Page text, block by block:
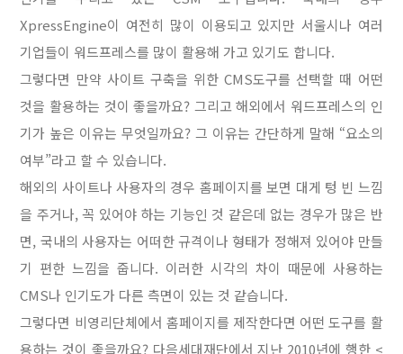
XpressEngine이 여전히 많이 이용되고 있지만 서울시나 여러
기업들이 워드프레스를 많이 활용해 가고 있기도 합니다.
그렇다면 만약 사이트 구축을 위한 CMS도구를 선택할 때 어떤
것을 활용하는 것이 좋을까요? 그리고 해외에서 워드프레스의 인
기가 높은 이유는 무엇일까요? 그 이유는 간단하게 말해 “요소의
여부”라고 할 수 있습니다.
해외의 사이트나 사용자의 경우 홈페이지를 보면 대게 텅 빈 느낌
을 주거나, 꼭 있어야 하는 기능인 것 같은데 없는 경우가 많은 반
면, 국내의 사용자는 어떠한 규격이나 형태가 정해져 있어야 만들
기 편한 느낌을 줍니다. 이러한 시각의 차이 때문에 사용하는
CMS나 인기도가 다른 측면이 있는 것 같습니다.
그렇다면 비영리단체에서 홈페이지를 제작한다면 어떤 도구를 활
용하는 것이 좋을까요? 다음세대재단에서 지난 2010년에 행한 <